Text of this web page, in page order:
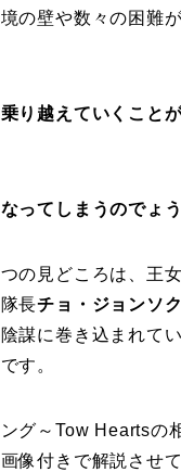
の壁や数々の困難
り越えていくこと
ってしまうのでょ
の見どころは、王
長チョ・ジョンソ
謀に巻き込まれて
す。
グ～Tow Heartsの
像付きで解説させ